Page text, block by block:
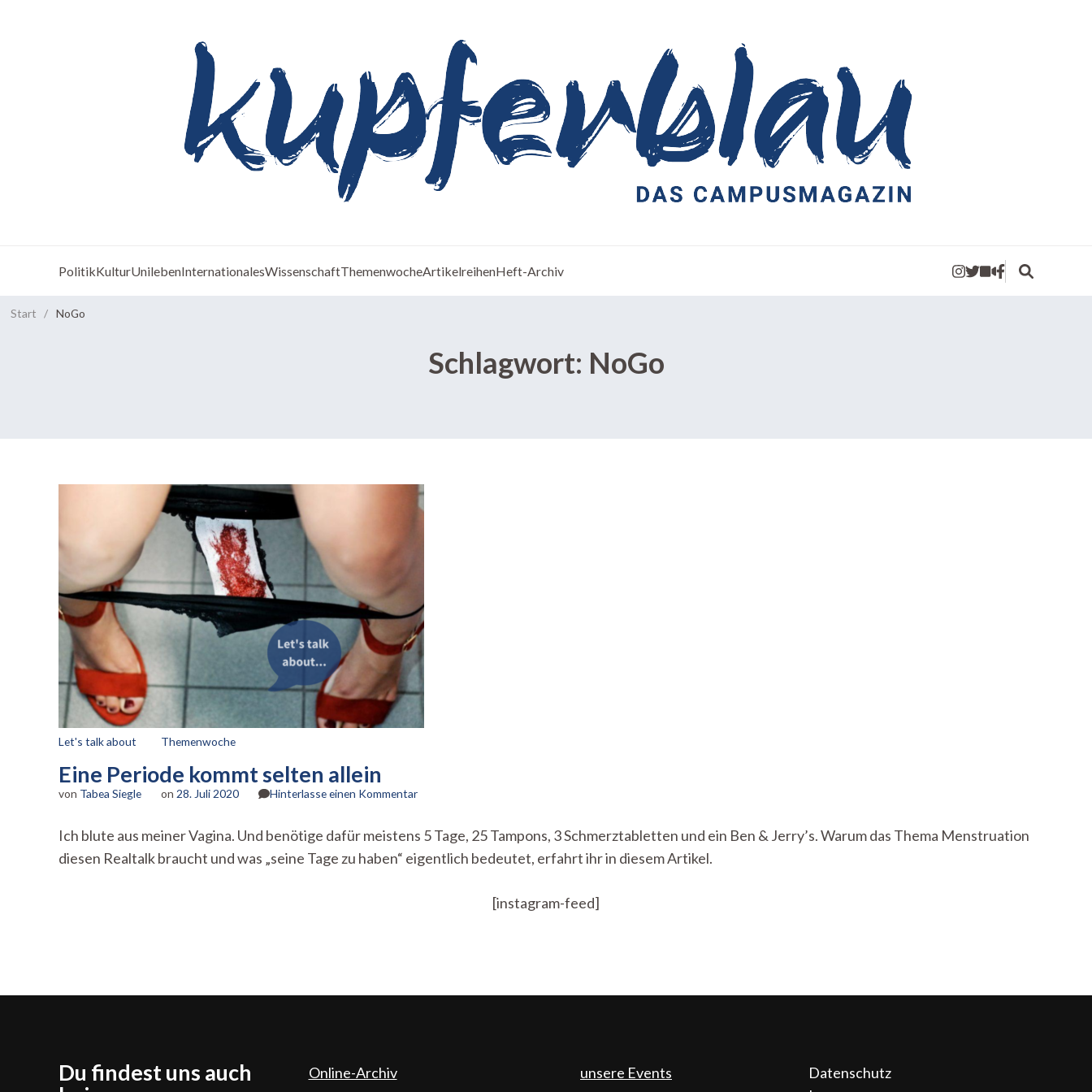
PolitikKulturUnilebenInternationalesWissenschaftThemenwocheArtikelreihenHeft-Archiv
Start / NoGo
Schlagwort: NoGo
Let's talk about Themenwoche
Eine Periode kommt selten allein
von Tabea Siegle on 28. Juli 2020 Hinterlasse einen Kommentarzu
kommt
selten
Ich blute aus meiner Vagina. Und benötige dafür meistens 5 Tage, 25 Tampons, 3 Schmerztabletten und ein Ben & Jerry’s. Warum das Thema Menstruation
diesen Realtalk braucht und was „seine Tage zu haben“ eigentlich bedeutet, erfahrt ihr in diesem Artikel.
[instagram-feed]
Du findest uns auch
Online-Archiv unsere Events
Datenschutz